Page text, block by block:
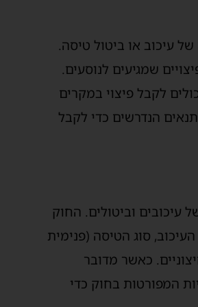
עיכוב או ביטול טיסה.
שמגיעים לנוסעים.
לקבל פיצוי במקרים
הנדרשים כדי לקבל
עיכובים וביטולים. החוק
סוג הטיסה (פנימית
כאשר מדובר
המפורטות בחוק כדי